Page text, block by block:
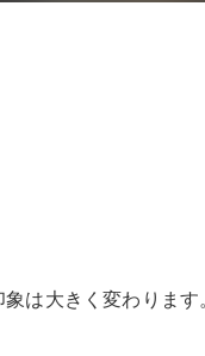
は大きく変わります。